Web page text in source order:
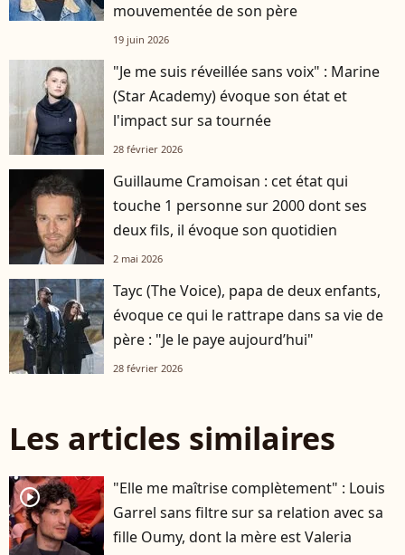
mouvementée de son père
19 juin 2026
"Je me suis réveillée sans voix" : Marine
(Star Academy) évoque son état et
l'impact sur sa tournée
28 février 2026
Guillaume Cramoisan : cet état qui
touche 1 personne sur 2000 dont ses
deux fils, il évoque son quotidien
2 mai 2026
Tayc (The Voice), papa de deux enfants,
évoque ce qui le rattrape dans sa vie de
père : "Je le paye aujourd’hui"
28 février 2026
Les articles similaires
player2
"Elle me maîtrise complètement" : Louis
Garrel sans filtre sur sa relation avec sa
fille Oumy, dont la mère est Valeria